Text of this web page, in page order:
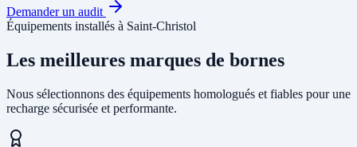
Demander un audit
Équipements installés à Saint-Christol
Les meilleures marques de bornes
Nous sélectionnons des équipements homologués et fiables pour une
recharge sécurisée et performante.